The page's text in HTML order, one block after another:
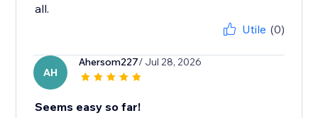
all.
Utile (0)
AH
Ahersom227/ Jul 28, 2026
Seems easy so far!